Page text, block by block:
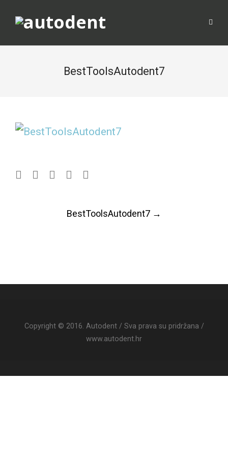
BestToolsAutodent7
BestToolsAutodent7 →
Copyright © 2016. Autodent / Sva prava su pridržana /
www.autodent.hr